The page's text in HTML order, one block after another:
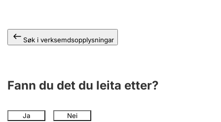
Søk i verksemdsopplysningar
Fann du det du leita etter?
Ja Nei